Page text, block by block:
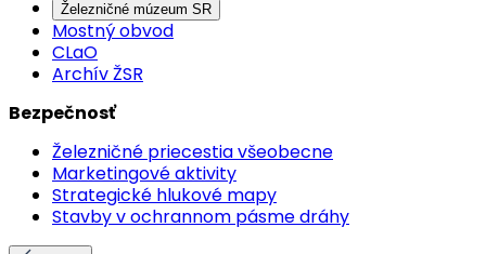
Železničné múzeum SR
Mostný obvod
CLaO
Archív ŽSR
Bezpečnosť
Železničné priecestia všeobecne
Marketingové aktivity
Strategické hlukové mapy
Stavby v ochrannom pásme dráhy